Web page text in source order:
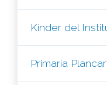
Kínder del
Primaria